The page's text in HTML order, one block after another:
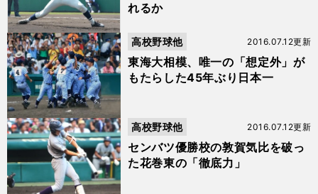
れるか
東海大相模、唯一の「想定外」が
もたらした45年ぶり日本一
2016.07.12更新
高校野球他
センバツ優勝校の敦賀気比を破っ
た花巻東の「徹底力」
2016.07.12更新
高校野球他